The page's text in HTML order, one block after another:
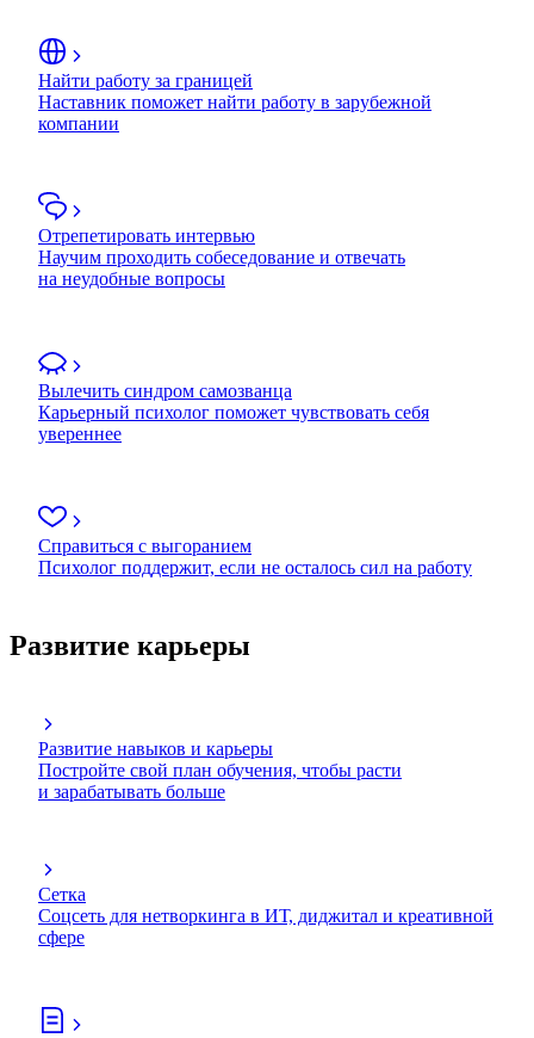
Найти работу за границей
Наставник поможет найти работу в зарубежной
компании
Отрепетировать интервью
Научим проходить собеседование и отвечать
на неудобные вопросы
Вылечить синдром самозванца
Карьерный психолог поможет чувствовать себя
увереннее
Справиться с выгоранием
Психолог поддержит, если не осталось сил на работу
Развитие карьеры
Развитие навыков и карьеры
Постройте свой план обучения, чтобы расти
и зарабатывать больше
Сетка
Соцсеть для нетворкинга в ИТ, диджитал и креативной
сфере